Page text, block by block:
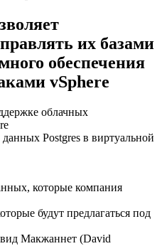
их базами
обеспечения
vSphere
облачных
данных Postgres в виртуальной
которые компания
будут предлагаться под
Макжаннет (David